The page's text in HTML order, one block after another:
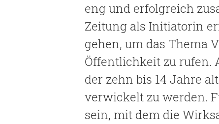
eng und erfolgreich
Zeitung als Initiatorin
gehen, um das Thema
Öffentlichkeit zu rufen.
der zehn bis 14 Jahre
verwickelt zu werden.
sein, mit dem die